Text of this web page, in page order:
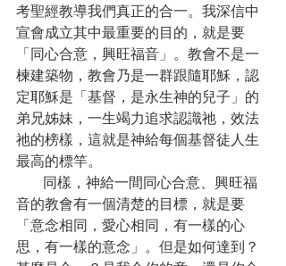
考聖經教導我們真正的合一。我深信中
宣會成立其中最重要的目的，就是要
「同心合意，興旺福音」。教會不是一
楝建築物，教會乃是一群跟隨耶穌，認
定耶穌是「基督，是永生神的兒子」的
弟兄姊妹，一生竭力追求認識祂，效法
祂的榜樣，這就是神給每個基督徒人生
最高的標竿。
音的教會有一個清楚的目標，就是要
「意念相同，愛心相同，有一樣的心
思，有一樣的意念」。但是如何達到？